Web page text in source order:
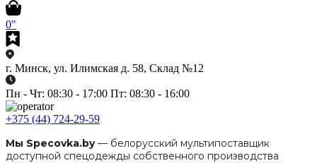
0"
г. Минск, ул. Илимская д. 58, Склад №12
Пн - Чт: 08:30 - 17:00 Пт: 08:30 - 16:00
+375 (44) 724-29-59
Мы Specovka.by — белорусский мультипоставщик
доступной спецодежды собственного производства